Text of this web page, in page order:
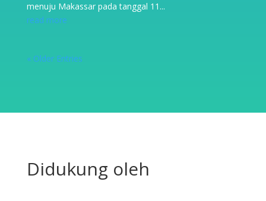
menuju Makassar pada tanggal 11...
read more
« Older Entries
Didukung oleh